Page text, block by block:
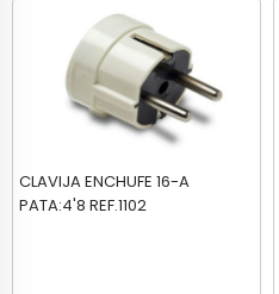
CLAVIJA ENCHUFE 16-A
PATA:4'8 REF.1102